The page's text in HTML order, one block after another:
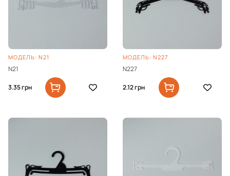
МОДЕЛЬ: N21
N21
3.35грн
МОДЕЛЬ: N227
N227
2.12грн